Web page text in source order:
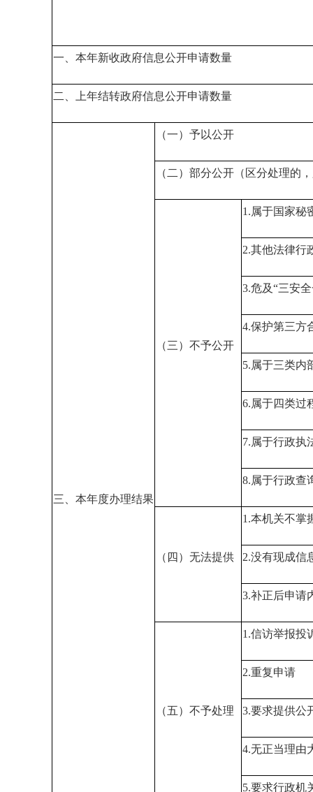
一、本年新收政府信息公开申请数量
二、上年结转政府信息公开申请数量
三、本年度办理结果
（一）予以公开
（二）部分公开（区分处理的
（三）不予公开
1.属于国家秘
2.其他法律行
3.危及“三安
4.保护第三方
5.属于三类内
6.属于四类过
7.属于行政执
8.属于行政查
（四）无法提供
1.本机关不掌
2.没有现成信
3.补正后申请
（五）不予处理
1.信访举报投
2.重复申请
3.要求提供公
4.无正当理由
5.要求行政机